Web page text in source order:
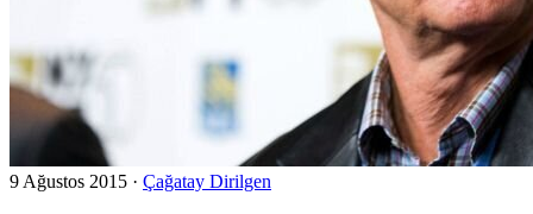
9 Ağustos 2015 · Çağatay Dirilgen